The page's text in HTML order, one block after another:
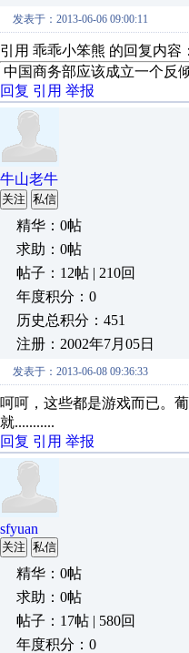
发表于：2013-06-06 09:00:11
引用 乖乖小笨熊 的回复内
中国商务部应该成立一个反
回复 引用 举报
牛山老牛
关注 私信
精华：0帖
求助：0帖
帖子：12帖 | 210回
年度积分：0
历史总积分：451
注册：2002年7月05日
发表于：2013-06-08 09:36:33
呵呵，这些都是游戏而已。
就...........
回复 引用 举报
sfyuan
关注 私信
精华：0帖
求助：0帖
帖子：17帖 | 580回
年度积分：0